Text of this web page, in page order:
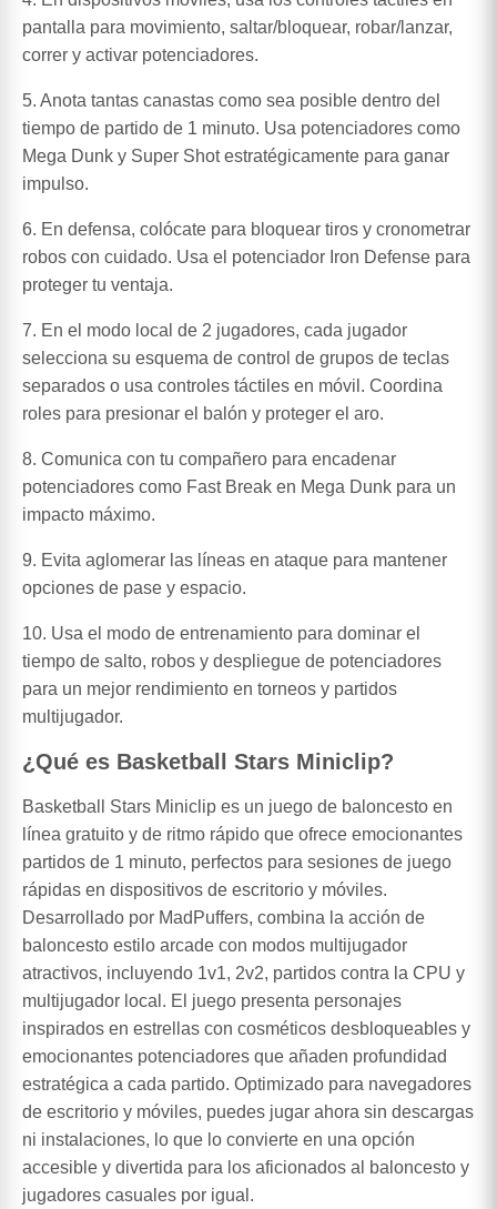
pantalla para movimiento, saltar/bloquear, robar/lanzar,
correr y activar potenciadores.
5. Anota tantas canastas como sea posible dentro del
tiempo de partido de 1 minuto. Usa potenciadores como
Mega Dunk y Super Shot estratégicamente para ganar
impulso.
6. En defensa, colócate para bloquear tiros y cronometrar
robos con cuidado. Usa el potenciador Iron Defense para
proteger tu ventaja.
7. En el modo local de 2 jugadores, cada jugador
selecciona su esquema de control de grupos de teclas
separados o usa controles táctiles en móvil. Coordina
roles para presionar el balón y proteger el aro.
8. Comunica con tu compañero para encadenar
potenciadores como Fast Break en Mega Dunk para un
impacto máximo.
9. Evita aglomerar las líneas en ataque para mantener
opciones de pase y espacio.
10. Usa el modo de entrenamiento para dominar el
tiempo de salto, robos y despliegue de potenciadores
para un mejor rendimiento en torneos y partidos
multijugador.
¿Qué es Basketball Stars Miniclip?
Basketball Stars Miniclip es un juego de baloncesto en
línea gratuito y de ritmo rápido que ofrece emocionantes
partidos de 1 minuto, perfectos para sesiones de juego
rápidas en dispositivos de escritorio y móviles.
Desarrollado por MadPuffers, combina la acción de
baloncesto estilo arcade con modos multijugador
atractivos, incluyendo 1v1, 2v2, partidos contra la CPU y
multijugador local. El juego presenta personajes
inspirados en estrellas con cosméticos desbloqueables y
emocionantes potenciadores que añaden profundidad
estratégica a cada partido. Optimizado para navegadores
de escritorio y móviles, puedes jugar ahora sin descargas
ni instalaciones, lo que lo convierte en una opción
accesible y divertida para los aficionados al baloncesto y
jugadores casuales por igual.